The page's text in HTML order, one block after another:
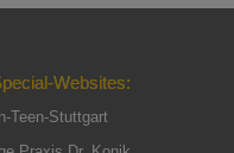
Websites:
Teen-Stuttgart